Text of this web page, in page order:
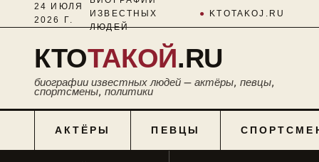
24 ИЮЛЯ
2026 Г.
ИЗВЕСТНЫХ
ЛЮДЕЙ
● KTOTAKOJ.RU
КТОТАКОЙ.RU
биографии известных людей — актёры, певцы,
спортсмены, политики
АКТЁРЫ ПЕВЦЫ